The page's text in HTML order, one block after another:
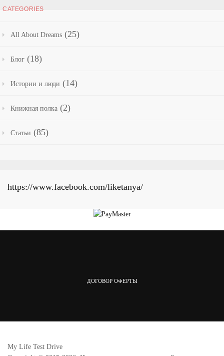
CATEGORIES
All About Dreams (25)
Блог (18)
Истории и люди (14)
Книжная полка (2)
Статьи (85)
https://www.facebook.com/liketanya/
ДОГОВОР ОФЕРТЫ
My Life Test Drive